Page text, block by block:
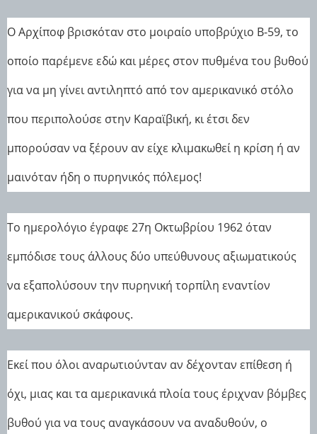
Ο Αρχίποφ βρισκόταν στο μοιραίο υποβρύχιο Β-59, το
οποίο παρέμενε εδώ και μέρες στον πυθμένα του βυθού
για να μη γίνει αντιληπτό από τον αμερικανικό στόλο
που περιπολούσε στην Καραϊβική, κι έτσι δεν
μπορούσαν να ξέρουν αν είχε κλιμακωθεί η κρίση ή αν
μαινόταν ήδη ο πυρηνικός πόλεμος!
Το ημερολόγιο έγραφε 27η Οκτωβρίου 1962 όταν
εμπόδισε τους άλλους δύο υπεύθυνους αξιωματικούς
να εξαπολύσουν την πυρηνική τορπίλη εναντίον
αμερικανικού σκάφους.
Εκεί που όλοι αναρωτιούνταν αν δέχονταν επίθεση ή
όχι, μιας και τα αμερικανικά πλοία τους έριχναν βόμβες
βυθού για να τους αναγκάσουν να αναδυθούν, ο